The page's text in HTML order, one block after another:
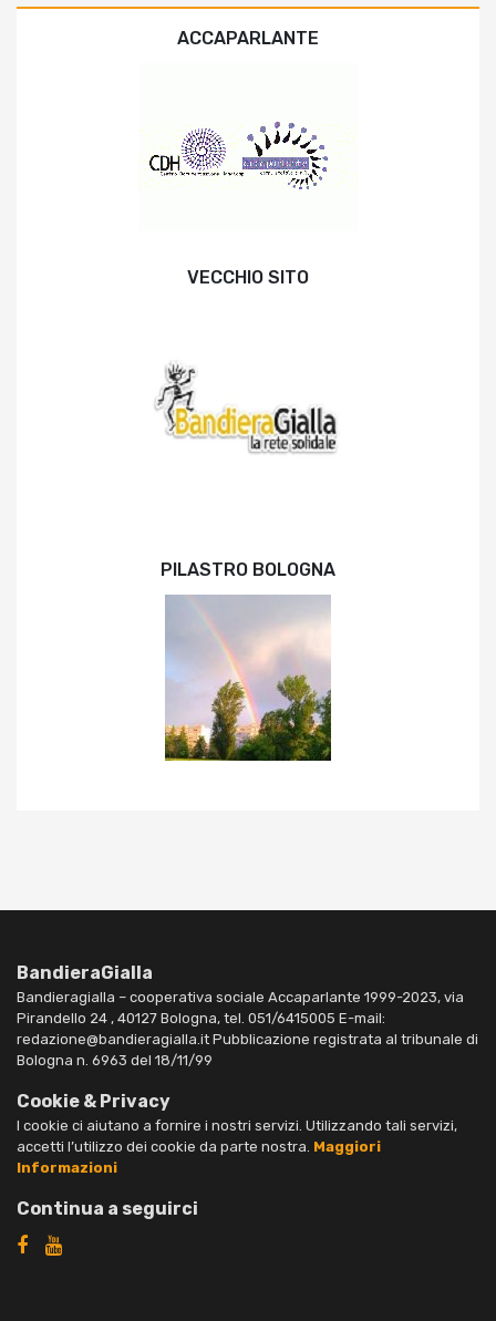
ACCAPARLANTE
VECCHIO SITO
PILASTRO BOLOGNA
BandieraGialla
Bandieragialla – cooperativa sociale Accaparlante 1999-2023, via
Pirandello 24 , 40127 Bologna, tel. 051/6415005 E-mail:
redazione@bandieragialla.it Pubblicazione registrata al tribunale di
Bologna n. 6963 del 18/11/99
Cookie & Privacy
I cookie ci aiutano a fornire i nostri servizi. Utilizzando tali servizi,
accetti l’utilizzo dei cookie da parte nostra. Maggiori
Informazioni
Continua a seguirci